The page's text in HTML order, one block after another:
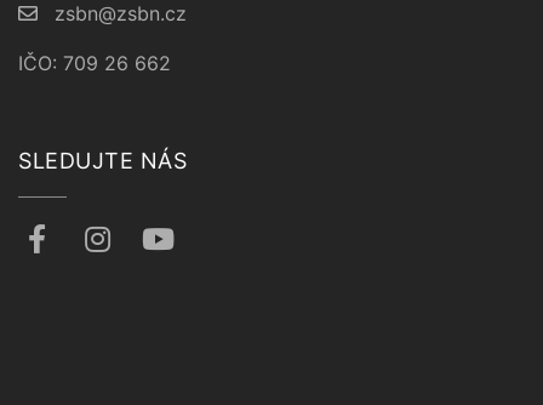
zsbn@zsbn.cz
IČO: 709 26 662
SLEDUJTE NÁS